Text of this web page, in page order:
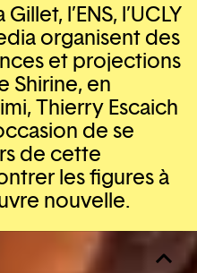
l’ENS, l’UCLY
organisent des
et projections
Shirine, en
Thierry Escaich
de se
de cette
les figures à
nouvelle.